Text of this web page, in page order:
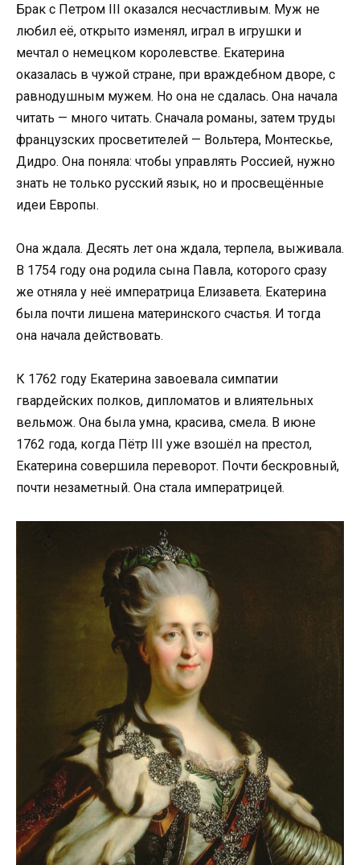
Брак с Петром III оказался несчастливым. Муж не
любил её, открыто изменял, играл в игрушки и
мечтал о немецком королевстве. Екатерина
оказалась в чужой стране, при враждебном дворе, с
равнодушным мужем. Но она не сдалась. Она начала
читать — много читать. Сначала романы, затем труды
французских просветителей — Вольтера, Монтескье,
Дидро. Она поняла: чтобы управлять Россией, нужно
знать не только русский язык, но и просвещённые
идеи Европы.
Она ждала. Десять лет она ждала, терпела, выживала.
В 1754 году она родила сына Павла, которого сразу
же отняла у неё императрица Елизавета. Екатерина
была почти лишена материнского счастья. И тогда
она начала действовать.
К 1762 году Екатерина завоевала симпатии
гвардейских полков, дипломатов и влиятельных
вельмож. Она была умна, красива, смела. В июне
1762 года, когда Пётр III уже взошёл на престол,
Екатерина совершила переворот. Почти бескровный,
почти незаметный. Она стала императрицей.